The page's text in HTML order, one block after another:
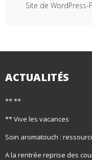
Site de WordPress-
ACTUALITÉS
** **
** Vive les vacances
Soin aromatouch :
A la rentrée reprise des